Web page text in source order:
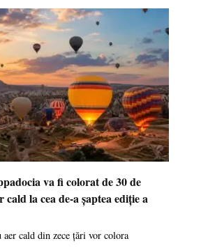
va fi colorat de 30 de
cald la cea de-a șaptea ediție a
aer cald din zece țări vor colora